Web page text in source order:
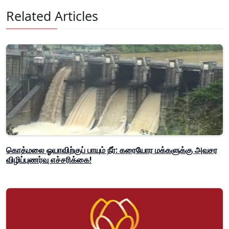
Related Articles
கொத்மலை ஓயாவிற்குப் பாயும் நீர்: கரையோர மக்களுக்கு அவசர
விழிப்புணர்வு எச்சரிக்கை!